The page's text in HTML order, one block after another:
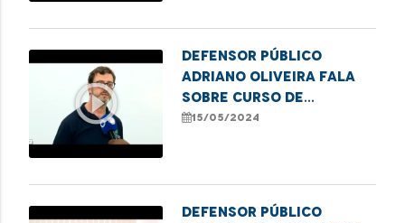
play_circle_outline
Defensor público
Adriano Oliveira fala
sobre curso de
formação de
15/05/2024
Defensor público